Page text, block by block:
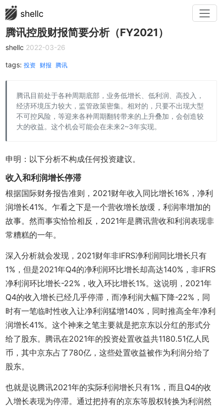
shellc
腾讯控股财报简要分析（FY2021）
shellc 2022-03-26
tags: 投资 财报 腾讯
腾讯目前处于各种周期底部，业务低增长、低利润、高投入，
经济环境压力较大，监管政策密集。相对的，只要不出现大型
不可控风险，等迎来各种周期翻转带来的上升叠加，会创造较
大的收益。这个机会可能会在未来2~3年实现。
申明：以下分析不构成任何投资建议。
收入和利润增长停滞
根据国际财务报告准则，2021财年收入同比增长16%，净利
润增长41%。乍看之下是一个营收增长放缓，利润率增加的
故事。然而事实恰恰相反，2021年是腾讯营收和利润表现非
常糟糕的一年。
深入分析就会发现，2021财年非IFRS净利润同比增长只有
1%，但是2021年Q4的净利润环比增长却高达140%，非IFRS
净利润环比增长-22%，收入环比增长1%。这说明，2021年
Q4的收入增长已经几乎停滞，而净利润大幅下降-22%，同
时有一笔临时性收入让净利润猛增140%，同时推高全年净利
润增长41%。这个神来之笔主要就是把京东以分红的形式分
给了股东。腾讯在2021年的投资处置收益共1180.51亿人民
币，其中京东占了780亿，这些处置收益被作为利润分给了
股东。
也就是说腾讯2021年的实际利润增长只有1%，而且Q4的收
入增长表现为停滞。通过把持有的京东等股权转换为利润然